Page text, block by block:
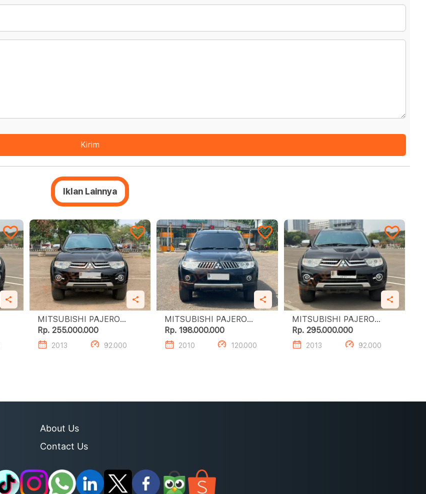
Kirim
Iklan Lainnya
MITSUBISHI PAJERO
SPORT DAKAR (4 X 2)
Rp. 255.000.000
2013 92.000
MITSUBISHI PAJERO
SPORT EXCEED (4 X 2)
Rp. 198.000.000
2010 120.000
MITSUBISHI PAJERO
SPORT DAKAR (4 X 2)
Rp. 295.000.000
2013 92.000
About Us
Contact Us